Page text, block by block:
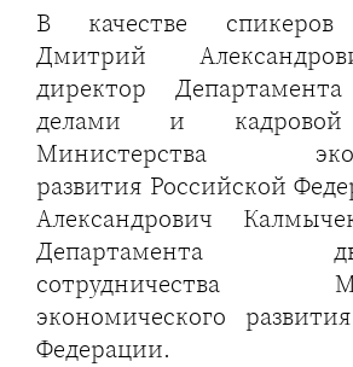
В качестве спикеров
Дмитрий
директор
делами и кадровой
Министерства
развития Российской
Александрович
Департамента
сотрудничества
экономического
Федерации.